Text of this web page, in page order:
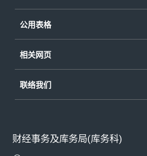
公用表格
相关网页
联络我们
财经事务及库务局(库务科)